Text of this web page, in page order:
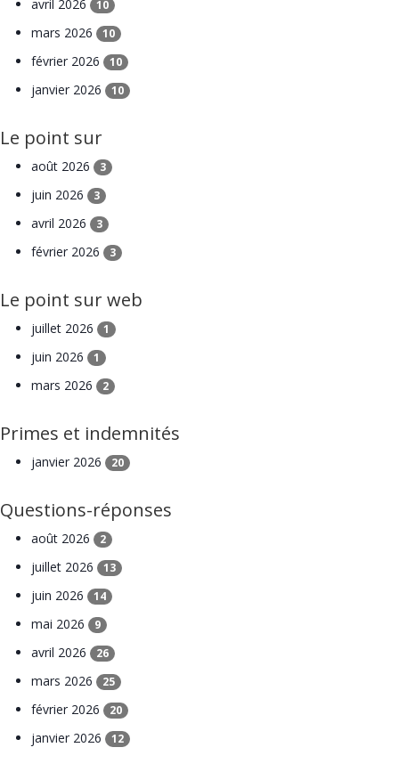
avril 2026 10
mars 2026 10
février 2026 10
janvier 2026 10
Le point sur
août 2026 3
juin 2026 3
avril 2026 3
février 2026 3
Le point sur web
juillet 2026 1
juin 2026 1
mars 2026 2
Primes et indemnités
janvier 2026 20
Questions-réponses
août 2026 2
juillet 2026 13
juin 2026 14
mai 2026 9
avril 2026 26
mars 2026 25
février 2026 20
janvier 2026 12